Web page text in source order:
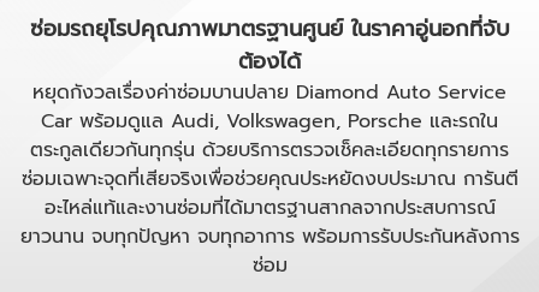
ซ่อมรถยุโรปคุณภาพมาตรฐานศูนย์ ในราคาอู่นอกที่จับ
ต้องได้
หยุดกังวลเรื่องค่าซ่อมบานปลาย Diamond Auto Service
Car พร้อมดูแล Audi, Volkswagen, Porsche และรถใน
ตระกูลเดียวกันทุกรุ่น ด้วยบริการตรวจเช็คละเอียดทุกรายการ
ซ่อมเฉพาะจุดที่เสียจริงเพื่อช่วยคุณประหยัดงบประมาณ การันตี
อะไหล่แท้และงานซ่อมที่ได้มาตรฐานสากลจากประสบการณ์
ยาวนาน จบทุกปัญหา จบทุกอาการ พร้อมการรับประกันหลังการ
ซ่อม